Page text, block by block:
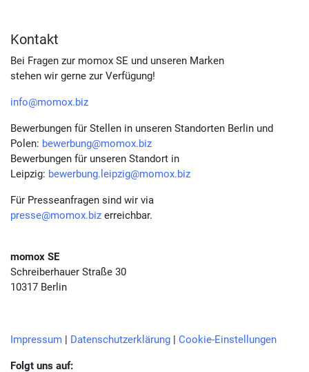
Kontakt
Bei Fragen zur momox SE und unseren Marken
stehen wir gerne zur Verfügung!
info@momox.biz
Bewerbungen für Stellen in unseren Standorten Berlin und
Polen: bewerbung@momox.biz
Bewerbungen für unseren Standort in
Leipzig: bewerbung.leipzig@momox.biz
Für Presseanfragen sind wir via
presse@momox.biz erreichbar.
momox SE
Schreiberhauer Straße 30
10317 Berlin
Impressum | Datenschutzerklärung | Cookie-Einstellungen
Folgt uns auf: